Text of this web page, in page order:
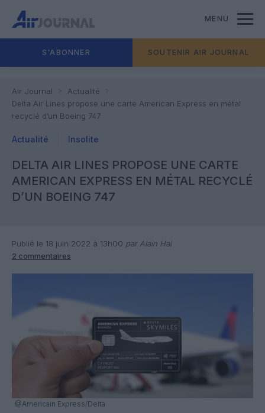
MENU
S'ABONNER SOUTENIR AIR JOURNAL
Air Journal
Actualité
Delta Air Lines propose une carte American Express en métal
recyclé d’un Boeing 747
Actualité Insolite
DELTA AIR LINES PROPOSE UNE CARTE
AMERICAN EXPRESS EN MÉTAL RECYCLÉ
D’UN BOEING 747
Publié le 18 juin 2022 à 13h00 par Alain Hai
2 commentaires
@Americain Express/Delta